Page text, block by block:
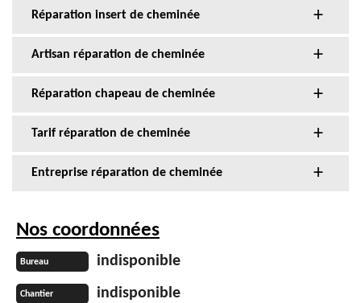
Réparation insert de cheminée
Artisan réparation de cheminée
Réparation chapeau de cheminée
Tarif réparation de cheminée
Entreprise réparation de cheminée
Nos coordonnées
Bureau indisponible
Chantier indisponible